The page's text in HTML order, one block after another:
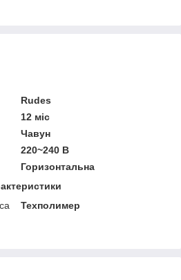
Rudes
12 міс
Чавун
220~240 В
Горизонтальна
Техполимер